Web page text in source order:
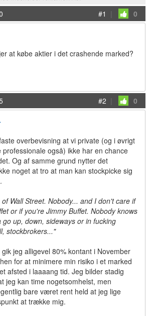
#1 | 0
at købe aktier i det crashende marked?
#2 | 0
overbevisning at vi private (og i øvrigt
også) ikke har en chance
Og af samme grund nytter det
noget at tro at man kan stockpicke sig
Wall Street. Nobody... and I don't care if
or if you're Jimmy Buffet. Nobody knows
go up, down, sideways or in fucking
stockbrokers..."
jeg alligevel 80% kontant i November
for at minimere min risiko i et marked
afsted i laaaang tid. Jeg bilder stadig
jeg kan time nogetsomhelst, men
bare været rent held at jeg lige
at trække mig.